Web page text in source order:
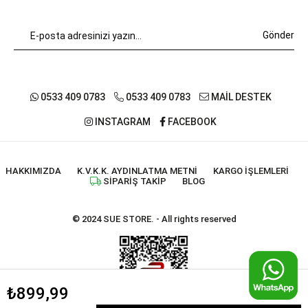
₺899,99
Gönder
0533 409 0783 0533 409 0783 MAİL DESTEK
INSTAGRAM FACEBOOK
HAKKIMIZDA K.V.K.K. AYDINLATMA METNI
KARGO İŞLEMLERI
SIPARIŞ TAKIP
BLOG
© 2024 SUE STORE. - All rights reserved